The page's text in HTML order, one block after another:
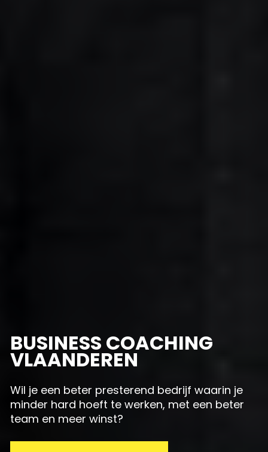
BUSINESS COACHING
VLAANDEREN
Wil je een beter presterend bedrijf waarin je
minder hard hoeft te werken, met een beter
team en meer winst?